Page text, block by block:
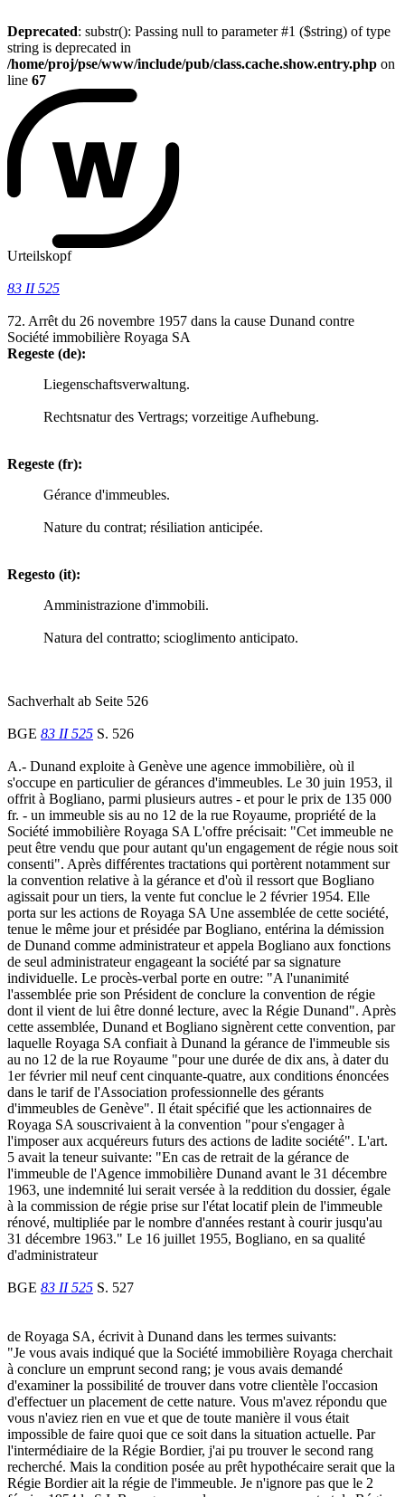
Deprecated: substr(): Passing null to parameter #1 ($string) of type
string is deprecated in
/home/proj/pse/www/include/pub/class.cache.show.entry.php on
line 67
Urteilskopf
83 II 525
72. Arrêt du 26 novembre 1957 dans la cause Dunand contre
Société immobilière Royaga SA
Regeste (de):
Liegenschaftsverwaltung.
Rechtsnatur des Vertrags; vorzeitige Aufhebung.
Regeste (fr):
Gérance d'immeubles.
Nature du contrat; résiliation anticipée.
Regesto (it):
Amministrazione d'immobili.
Natura del contratto; scioglimento anticipato.
Sachverhalt ab Seite 526
BGE 83 II 525 S. 526
A.- Dunand exploite à Genève une agence immobilière, où il
s'occupe en particulier de gérances d'immeubles. Le 30 juin 1953, il
offrit à Bogliano, parmi plusieurs autres - et pour le prix de 135 000
fr. - un immeuble sis au no 12 de la rue Royaume, propriété de la
Société immobilière Royaga SA L'offre précisait: "Cet immeuble ne
peut être vendu que pour autant qu'un engagement de régie nous soit
consenti". Après différentes tractations qui portèrent notamment sur
la convention relative à la gérance et d'où il ressort que Bogliano
agissait pour un tiers, la vente fut conclue le 2 février 1954. Elle
porta sur les actions de Royaga SA Une assemblée de cette société,
tenue le même jour et présidée par Bogliano, entérina la démission
de Dunand comme administrateur et appela Bogliano aux fonctions
de seul administrateur engageant la société par sa signature
individuelle. Le procès-verbal porte en outre: "A l'unanimité
l'assemblée prie son Président de conclure la convention de régie
dont il vient de lui être donné lecture, avec la Régie Dunand". Après
cette assemblée, Dunand et Bogliano signèrent cette convention, par
laquelle Royaga SA confiait à Dunand la gérance de l'immeuble sis
au no 12 de la rue Royaume "pour une durée de dix ans, à dater du
1er février mil neuf cent cinquante-quatre, aux conditions énoncées
dans le tarif de l'Association professionnelle des gérants
d'immeubles de Genève". Il était spécifié que les actionnaires de
Royaga SA souscrivaient à la convention "pour s'engager à
l'imposer aux acquéreurs futurs des actions de ladite société". L'art.
5 avait la teneur suivante: "En cas de retrait de la gérance de
l'immeuble de l'Agence immobilière Dunand avant le 31 décembre
1963, une indemnité lui serait versée à la reddition du dossier, égale
à la commission de régie prise sur l'état locatif plein de l'immeuble
rénové, multipliée par le nombre d'années restant à courir jusqu'au
31 décembre 1963." Le 16 juillet 1955, Bogliano, en sa qualité
d'administrateur
BGE 83 II 525 S. 527
de Royaga SA, écrivit à Dunand dans les termes suivants:
"Je vous avais indiqué que la Société immobilière Royaga cherchait
à conclure un emprunt second rang; je vous avais demandé
d'examiner la possibilité de trouver dans votre clientèle l'occasion
d'effectuer un placement de cette nature. Vous m'avez répondu que
vous n'aviez rien en vue et que de toute manière il vous était
impossible de faire quoi que ce soit dans la situation actuelle. Par
l'intermédiaire de la Régie Bordier, j'ai pu trouver le second rang
recherché. Mais la condition posée au prêt hypothécaire serait que la
Régie Bordier ait la régie de l'immeuble. Je n'ignore pas que le 2